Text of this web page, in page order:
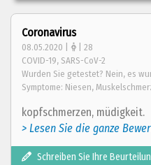
Coronavirus
08.05.2020 | | 28
COVID-19, SARS-CoV-2
Wurden Sie getestet? Nein, es
Symptome: Niesen,
kopfschmerzen, müdigkeit.
> Lesen Sie die ganze
Schreiben Sie Ihre